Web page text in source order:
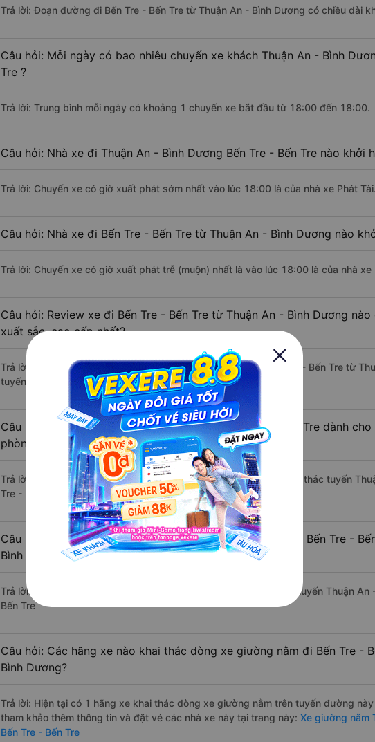
Trả lời: Đoạn đường đi Bến Tre - Bến Tre từ Thuận An - Bình Dương có chiều dài
Câu hỏi: Mỗi ngày có bao nhiêu chuyến xe khách Thuận An - Bình
Tre ?
Trả lời: Trung bình mỗi ngày có khoảng 1 chuyến xe bắt đầu từ 18:00 đến 18:00.
Câu hỏi: Nhà xe đi Thuận An - Bình Dương Bến Tre - Bến Tre nào khởi
Trả lời: Chuyến xe có giờ xuất phát sớm nhất vào lúc 18:00 là của nhà xe Phát Tài.
Câu hỏi: Nhà xe đi Bến Tre - Bến Tre từ Thuận An - Bình Dương nào
Trả lời: Chuyến xe có giờ xuất phát trễ (muộn) nhất là vào lúc 18:00 là của nhà xe
Câu hỏi: Review xe đi Bến Tre - Bến Tre từ Thuận An - Bình Dương
xuất sắc, cao cấp nhất?
Trả lời: Tạm thời chưa đủ review để đánh giá có nhà xe đi Bến Tre - Bến Tre từ
tuyến đường này có chất lượng xuất sắc.
Câu hỏi: Có loại xe Thuận An - Bình Dương Bến Tre - Bến Tre dành
phòng đôi không?
Trả lời: Hiện tại chưa có nhà xe nào có loại xe giường nằm đôi khai thác tuyến
Tre - Bến Tre.
Câu hỏi: Các hãng xe nào khai thác dòng xe Limousine đi Bến Tre -
Bình Dương?
Trả lời: Hiện tại chưa có nhà xe nào có loại xe limousine khai thác tuyến Thuận An
Bến Tre
Câu hỏi: Các hãng xe nào khai thác dòng xe giường nằm đi Bến Tre -
Bình Dương?
Trả lời: Hiện tại có 1 hãng xe khai thác dòng xe giường nằm trên tuyến đường
tham khảo thêm thông tin và đặt vé các nhà xe này tại trang này: Xe giường nằm
Bến Tre - Bến Tre